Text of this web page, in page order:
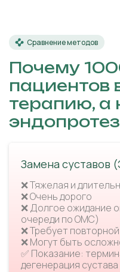
Сравнение методов
Почему
пациентов
терапию, а
Замена суставов
❌ Тяжелая и
❌ Очень дорого
❌ Долгое ожидание
очереди по ОМС)
❌ Требует
❌ Могут быть
✅ Показание:
дегенерация